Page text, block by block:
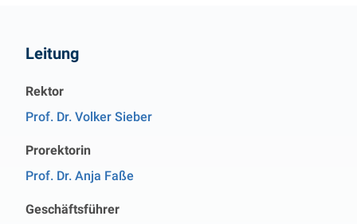
Leitung
Rektor
Prof. Dr. Volker Sieber
Prorektorin
Prof. Dr. Anja Faße
Geschäftsführer